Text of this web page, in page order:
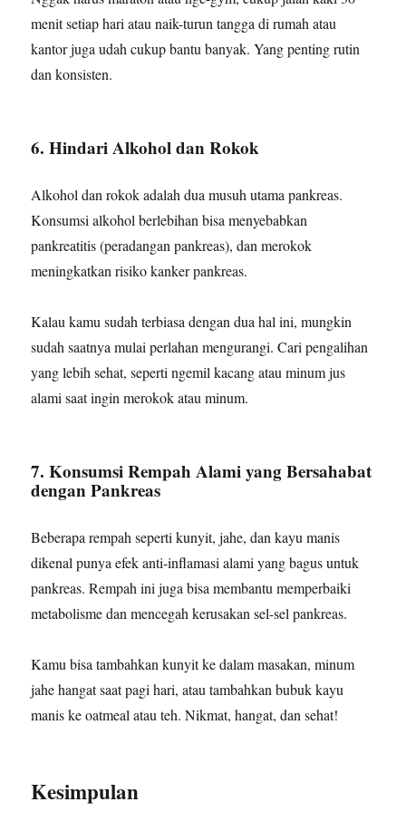
menit setiap hari atau naik-turun tangga di rumah atau
kantor juga udah cukup bantu banyak. Yang penting rutin
dan konsisten.
6. Hindari Alkohol dan Rokok
Alkohol dan rokok adalah dua musuh utama pankreas.
Konsumsi alkohol berlebihan bisa menyebabkan
pankreatitis (peradangan pankreas), dan merokok
meningkatkan risiko kanker pankreas.
Kalau kamu sudah terbiasa dengan dua hal ini, mungkin
sudah saatnya mulai perlahan mengurangi. Cari pengalihan
yang lebih sehat, seperti ngemil kacang atau minum jus
alami saat ingin merokok atau minum.
7. Konsumsi Rempah Alami yang Bersahabat
dengan Pankreas
Beberapa rempah seperti kunyit, jahe, dan kayu manis
dikenal punya efek anti-inflamasi alami yang bagus untuk
pankreas. Rempah ini juga bisa membantu memperbaiki
metabolisme dan mencegah kerusakan sel-sel pankreas.
Kamu bisa tambahkan kunyit ke dalam masakan, minum
jahe hangat saat pagi hari, atau tambahkan bubuk kayu
manis ke oatmeal atau teh. Nikmat, hangat, dan sehat!
Kesimpulan